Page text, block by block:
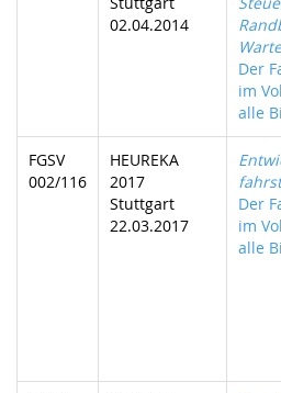
02.04.2014
Der
im
alle
FGSV
002/116
HEUREKA
2017
Stuttgart
22.03.2017
Der
im
alle